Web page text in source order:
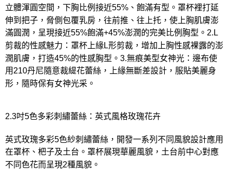
立體渾圓空間，下胸比例接近55%、飽滿有型。罩杯裡打延
伸到把子，脅側包覆乳房，往前推、往上托，使上胸肌膚澎
滿圓潤，呈現接近55%飽滿+45%澎潤的完美比例胸型。2.L
剪裁的性感魅力：罩杯上緣L形剪裁，增加上胸性感裸露的澎
潤肌膚，打造45%的性感胸型。3.無痕美型女神光：邊布使
用210丹尼隨意裁緹花蕾絲，上緣無斷差設計，服貼美麗身
形，隨時保有女神光采。
2.3吋5色多彩刺繡蕾絲：英式風格玫瑰花卉
英式玫瑰多彩5色紗刺繡蕾絲，開發一系列不同風貌設計應用
在罩杯、杷子及土台。罩杯展現華麗風貌，土台前中心對應
不同色花而呈現2種風貌。